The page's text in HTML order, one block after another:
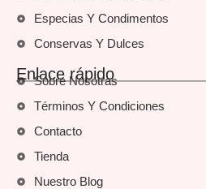
Especias Y Condimentos
Conservas Y Dulces
Enlace rápido
Sobre Nosotras
Términos Y Condiciones
Contacto
Tienda
Nuestro Blog